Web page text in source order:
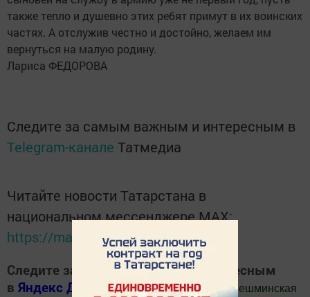
также тепло и душевно этих ребят примут в их воинских
частях. А отслужив честно и достойно, желаем им
вернуться на малую родину.
Лариса ФЕДОРОВА
Следите за самым важным и интересным в
Telegram-канале Татмедиа
Читайте новости Татарстана в
национальном мессенджере MАХ:
https://max.ru/tatmedia
Следите за самым важным и интересным
в Яндекс Дзен иТелеграм канале"Шешминская